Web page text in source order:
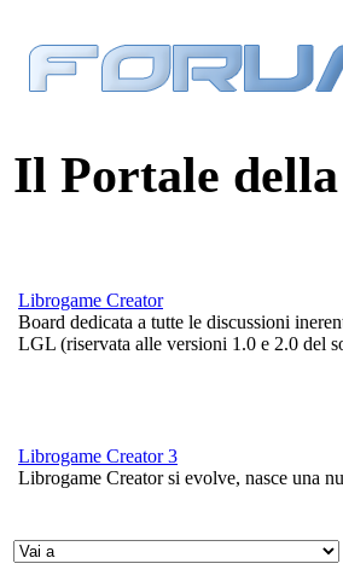
Il Portale
Librogame Creator
Board dedicata a tutte le discussioni
LGL (riservata alle versioni 1.0 e 2.0 del
Librogame Creator 3
Librogame Creator si evolve, nasce una